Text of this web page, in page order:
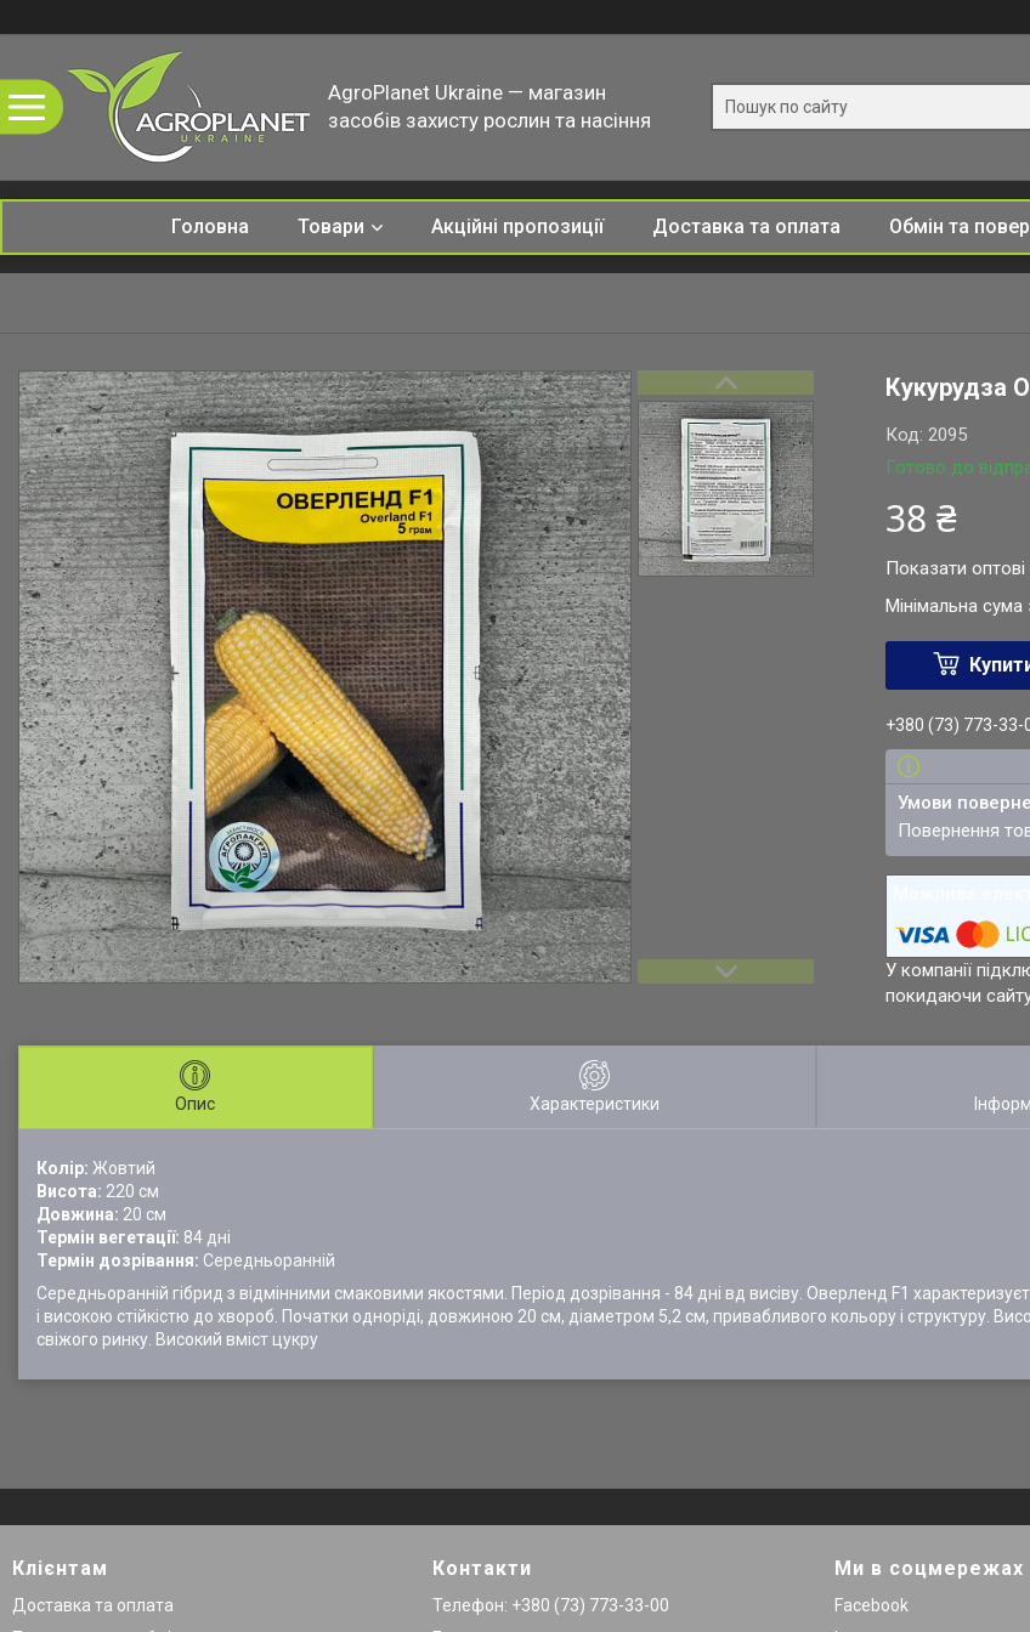
AgroPlanet Ukraine — магазин
засобів захисту рослин та насіння
Головна Товари Акційні пропозиції Доставка та оплата Обмін та
Кукурудза
Готово до
Код:2095
38 ₴
Показати оптові
Мінімальна
+380 (73) 773-33-
повернення
У компанії
покидаючи
Опис Характеристики
Колір: Жовтий
Висота: 220 см
Довжина: 20 см
Термін вегетації: 84 дні
Термін дозрівання: Середньоранній
Середньоранній гібрид з відмінними смаковими якостями. Період дозрівання - 84 дні вд висіву. Оверленд F1
і високою стійкістю до хвороб. Початки одноріді, довжиною 20 см, діаметром 5,2 см, привабливого кольору і структуру.
свіжого ринку. Високий вміст цукру
Клієнтам
Доставка та оплата
Контакти
Телефон: +380 (73) 773-33-00
Ми в соцмережах
Facebook